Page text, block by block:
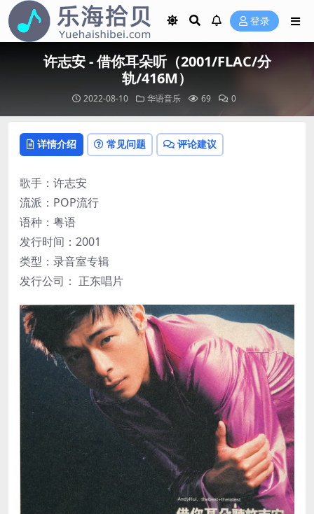
登录
许志安 - 借你耳朵听（2001/FLAC/分
轨/416M）
2022-08-10 华语音乐 69 0
详情介绍 常见问题 评论建议
歌手：许志安
流派：POP流行
语种：粤语
发行时间：2001
类型：录音室专辑
发行公司： 正东唱片